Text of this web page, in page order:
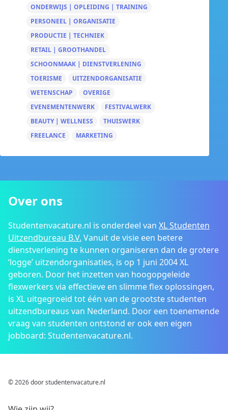
ONDERWIJS | OPLEIDING | TRAINING
PERSONEEL | ORGANISATIE
PRODUCTIE | TECHNIEK
RETAIL | GROOTHANDEL
SCHOONMAAK | DIENSTVERLENING
TOERISME
UITZENDORGANISATIE
WETENSCHAP
OVERIGE
EVENEMENTENWERK
FESTIVALWERK
BEAUTY | WELLNESS
THUISWERK
FREELANCE
MARKETING
Over ons
Studentenvacature.nl is onderdeel van XL Studenten
Uitzendbureau B.V. Vanuit de visie een betere
dienstverlening te kunnen organiseren dan de grotere
‘logge’ uitzendorganisaties, is op 1 juni 2004 XL
geboren. Door het inzetten van hoogopgeleide
flexwerkers via effectieve en slimme flex oplossingen,
is XL uitgegroeid tot één van de grootste studenten
uitzendbureaus van Nederland. Door een toenemende
vraag van studenten ontstond er ook een eigen
jobboard: Studentenvacature.nl.
© 2026 door studentenvacature.nl